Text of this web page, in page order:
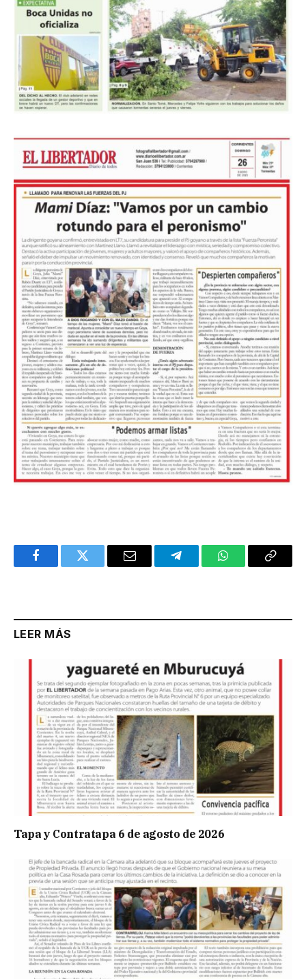
FacebookTwitter Email TelegramWhatsAppCopy
LEER MÁS
Tapa y Contratapa 6 de agosto de 2026